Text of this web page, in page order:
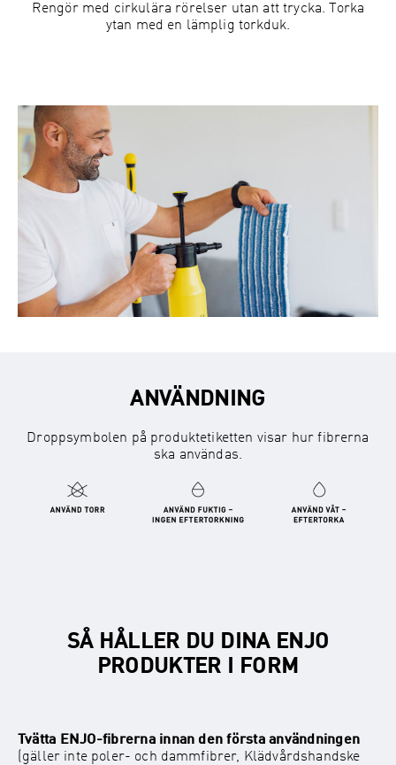
Rengör med cirkulära rörelser utan att trycka. Torka
ytan med en lämplig torkduk.
ANVÄNDNING
Droppsymbolen på produktetiketten visar hur fibrerna
ska användas.
SÅ HÅLLER DU DINA ENJO
PRODUKTER I FORM
Tvätta ENJO-fibrerna innan den första användningen
(gäller inte poler- och dammfibrer, Klädvårdshandske